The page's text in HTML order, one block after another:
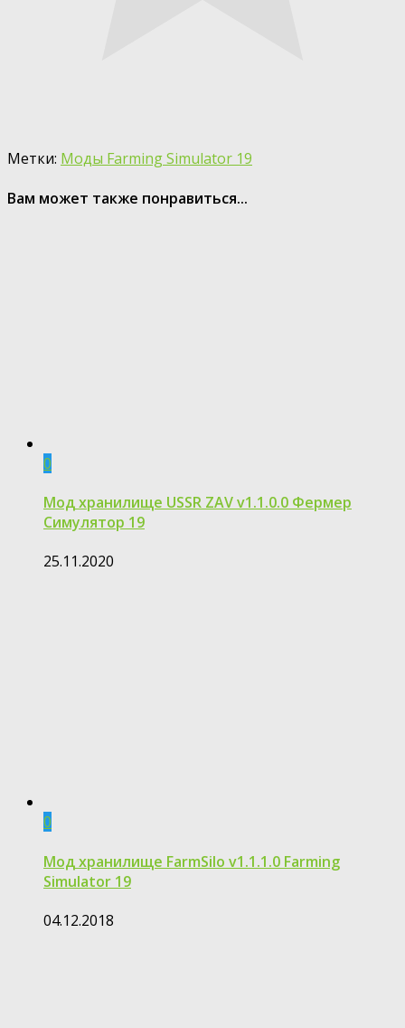
Метки: Моды Farming Simulator 19
Вам может также понравиться...
0
Мод хранилище USSR ZAV v1.1.0.0 Фермер
Симулятор 19
25.11.2020
0
Мод хранилище FarmSilo v1.1.1.0 Farming
Simulator 19
04.12.2018